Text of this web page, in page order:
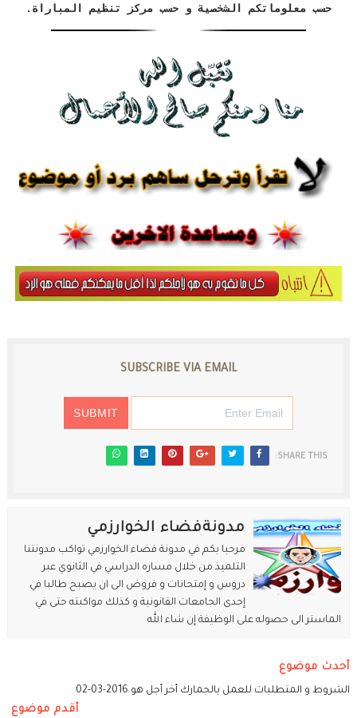
حسب معلوماتكم الشخصية و حسب مركز تنظيم المباراة.
SUBSCRIBE VIA EMAIL
SHARE THIS:
مدونةفضاء الخوارزمي
مرحبا بكم في مدونة فضاء الخوارزمي تواكب مدونتنا
التلميذ من خلال مساره الدراسي في الثانوي عبر
دروس و إمتحانات و فروض الى ان يصبح طالبا في
إحدى الجامعات القانونية و كذلك مواكبته حتى في
الماستر الى حصوله على الوظيفة إن شاء الله
أحدث موضوع
الشروط و المتطلبات للعمل بالجمارك أخر أجل هو 2016-03-02
أقدم موضوع